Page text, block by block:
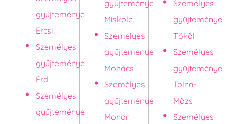
gyűjteménye
Ercsi
Személyes
gyűjteménye
Érd
Személyes
gyűjteménye
gyűjteménye
Miskolc
Személyes
gyűjteménye
Mohács
Személyes
gyűjteménye
Monor
Személyes
gyűjteménye
Tököl
Személyes
gyűjteménye
Tolna-
Mözs
Személyes